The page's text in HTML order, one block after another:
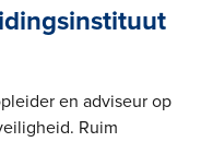
en adviseur op
Ruim